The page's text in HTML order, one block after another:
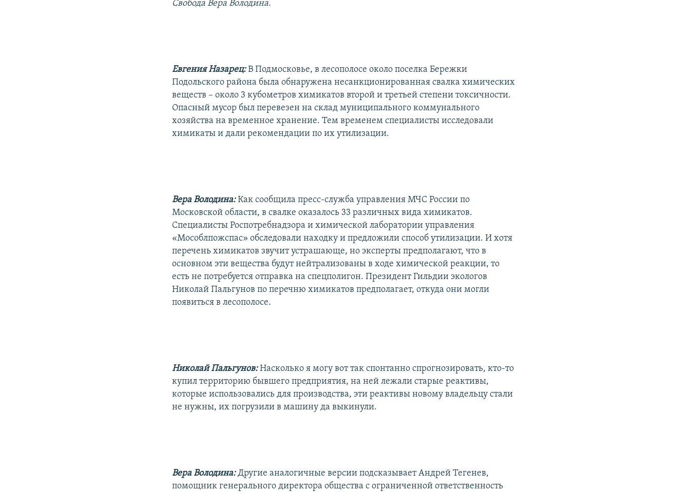
Свобода Вера Володина.
Евгения Назарец: В Подмосковье, в лесополосе около поселка Бережки
Подольского района была обнаружена несанкционированная свалка химических
веществ – около 3 кубометров химикатов второй и третьей степени токсичности.
Опасный мусор был перевезен на склад муниципального коммунального
хозяйства на временное хранение. Тем временем специалисты исследовали
химикаты и дали рекомендации по их утилизации.
Вера Володина: Как сообщила пресс-служба управления МЧС России по
Московской области, в свалке оказалось 33 различных вида химикатов.
Специалисты Роспотребнадзора и химической лаборатории управления
«Мособлпожспас» обследовали находку и предложили способ утилизации. И хотя
перечень химикатов звучит устрашающе, но эксперты предполагают, что в
основном эти вещества будут нейтрализованы в ходе химической реакции, то
есть не потребуется отправка на спецполигон. Президент Гильдии экологов
Николай Пальгунов по перечню химикатов предполагает, откуда они могли
появиться в лесополосе.
Николай Пальгунов: Насколько я могу вот так спонтанно спрогнозировать, кто-то
купил территорию бывшего предприятия, на ней лежали старые реактивы,
которые использовались для производства, эти реактивы новому владельцу стали
не нужны, их погрузили в машину да выкинули.
Вера Володина: Другие аналогичные версии подсказывает Андрей Тегенев,
помощник генерального директора общества с ограниченной ответственность